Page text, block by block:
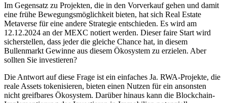
Im Gegensatz zu Projekten, die in den Vorverkauf gehen und damit
eine frühe Bewegungsmöglichkeit bieten, hat sich Real Estate
Metaverse für eine andere Strategie entschieden. Es wird am
12.12.2024 an der MEXC notiert werden. Dieser faire Start wird
sicherstellen, dass jeder die gleiche Chance hat, in diesem
Bullenmarkt Gewinne aus diesem Ökosystem zu erzielen. Aber
sollten Sie investieren?
Die Antwort auf diese Frage ist ein einfaches Ja. RWA-Projekte, die
reale Assets tokenisieren, bieten einen Nutzen für ein ansonsten
nicht greifbares Ökosystem. Darüber hinaus kann die Blockchain-